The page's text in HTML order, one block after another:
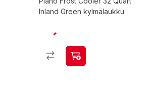
Inland Green kylmälaukku